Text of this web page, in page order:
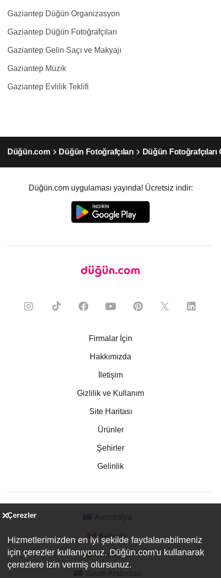
Gaziantep Düğün Organizasyon
Gaziantep Düğün Fotoğrafçıları
Gaziantep Gelin Saçı ve Makyajı
Gaziantep Müzik
Gaziantep Evlilik Teklifi
Düğün.com Düğün Fotoğrafçıları Düğün Fotoğrafçıları
Düğün.com uygulaması yayında! Ücretsiz indir:
Firmalar İçin
Hakkımızda
İletişim
Gizlilik ve Kullanım
Site Haritası
Ürünler
Şehirler
Gelinlik
Kanada
Almanya
Çerezler
Hizmetlerimizden en iyi şekilde faydalanabilmeniz
için çerezler kullanıyoruz. Düğün.com'u kullanarak
çerezlere izin vermiş olursunuz.